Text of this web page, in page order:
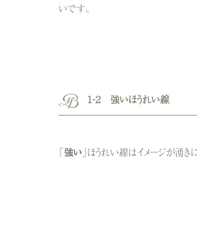
いです。
１‐２ 強いほうれい線
「強い 」ほうれい線はイメージが湧き